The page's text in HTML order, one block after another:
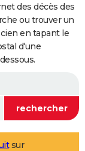
des décès des
ou trouver un
en tapant le
d'une
sur